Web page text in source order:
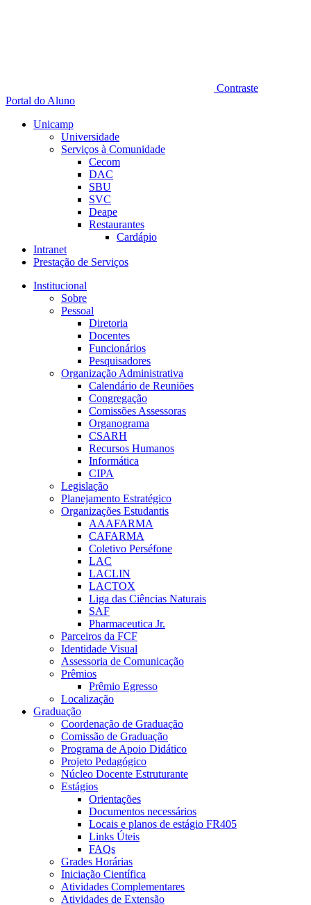
Contraste
Portal do Aluno
Unicamp
Universidade
Serviços à Comunidade
Cecom
DAC
SBU
SVC
Deape
Restaurantes
Cardápio
Intranet
Prestação de Serviços
Institucional
Sobre
Pessoal
Diretoria
Docentes
Funcionários
Pesquisadores
Organização Administrativa
Calendário de Reuniões
Congregação
Comissões Assessoras
Organograma
CSARH
Recursos Humanos
Informática
CIPA
Legislação
Planejamento Estratégico
Organizações Estudantis
AAAFARMA
CAFARMA
Coletivo Perséfone
LAC
LACLIN
LACTOX
Liga das Ciências Naturais
SAF
Pharmaceutica Jr.
Parceiros da FCF
Identidade Visual
Assessoria de Comunicação
Prêmios
Prêmio Egresso
Localização
Graduação
Coordenação de Graduação
Comissão de Graduação
Programa de Apoio Didático
Projeto Pedagógico
Núcleo Docente Estruturante
Estágios
Orientações
Documentos necessários
Locais e planos de estágio FR405
Links Úteis
FAQs
Grades Horárias
Iniciação Científica
Atividades Complementares
Atividades de Extensão